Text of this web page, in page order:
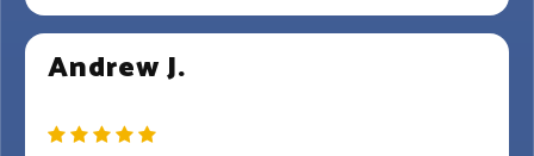
Andrew J.